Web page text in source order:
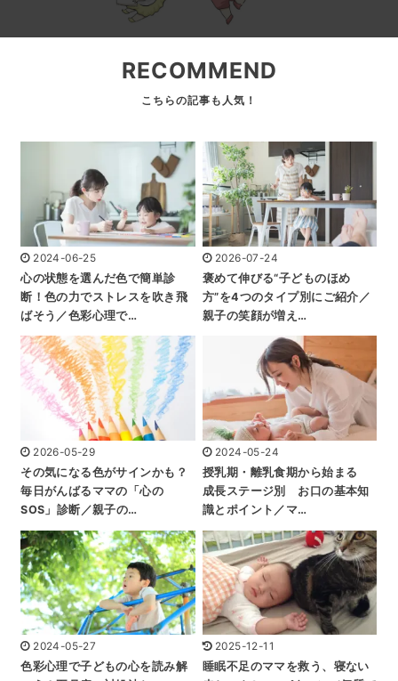
RECOMMEND
2024-06-25
心の状態を選んだ色で簡単診
断！色の力でストレスを吹き飛
ばそう／色彩心理で…
2026-07-24
褒めて伸びる“子どものほめ
方”を4つのタイプ別にご紹介／
親子の笑顔が増え…
2026-05-29
その気になる色がサインかも？
毎日がんばるママの「心の
SOS」診断／親子の…
2024-05-24
授乳期・離乳食期から始まる
成長ステージ別 お口の基本知
識とポイント／マ…
2024-05-27
色彩心理で子どもの心を読み解
2025-12-11
睡眠不足のママを救う、寝ない